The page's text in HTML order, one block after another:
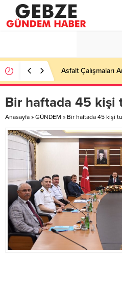
Asfalt Çalışmaları
Bir haftada 45 kişi
Anasayfa » GÜNDEM » Bir haftada 45 kişi